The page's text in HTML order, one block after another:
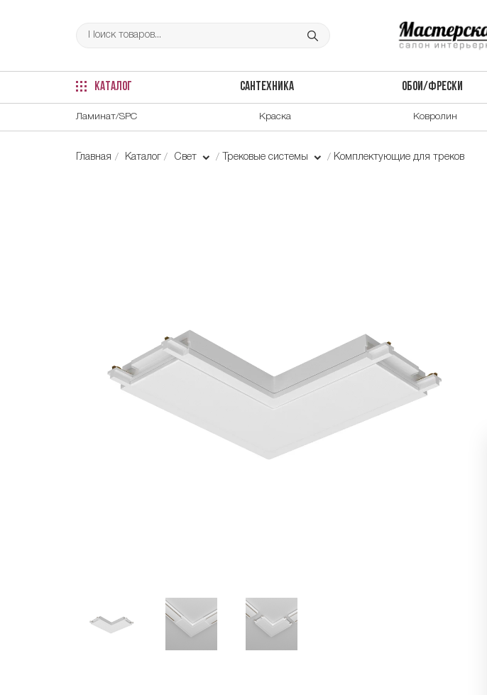
КАТАЛОГ САНТЕХНИКА ОБОИ/ФРЕСКИ
Ламинат/SPC Краска Ковролин
Главная Каталог Свет Трековые системы Комплектующие для треков